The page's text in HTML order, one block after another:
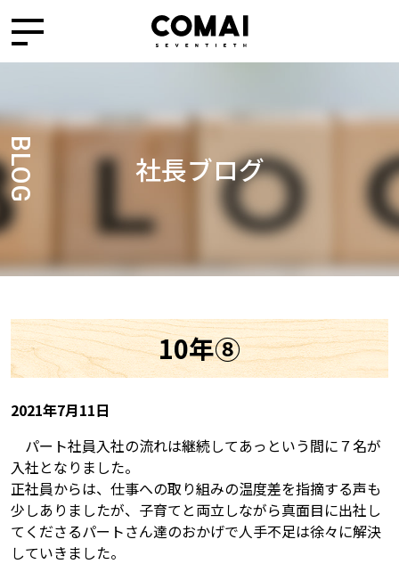
BLOG 社長ブログ
10年⑧
2021年7月11日
パート社員入社の流れは継続してあっという間に７名が
入社となりました。
正社員からは、仕事への取り組みの温度差を指摘する声も
少しありましたが、子育てと両立しながら真面目に出社し
てくださるパートさん達のおかげで人手不足は徐々に解決
していきました。